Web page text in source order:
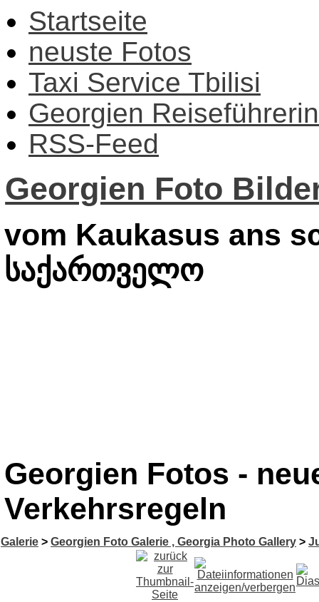
Startseite
neuste Fotos
Taxi Service Tbilisi
Georgien Reiseführerin
RSS-Feed
Georgien Foto
vom Kaukasus ans
საქართველო
Georgien Fotos -
Verkehrsregeln
Galerie > Georgien Foto Galerie , Georgia Photo Gallery >